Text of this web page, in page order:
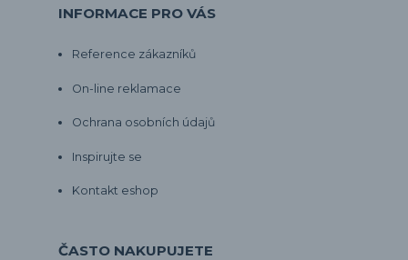
INFORMACE PRO VÁS
Reference zákazníků
On-line reklamace
Ochrana osobních údajů
Inspirujte se
Kontakt eshop
ČASTO NAKUPUJETE